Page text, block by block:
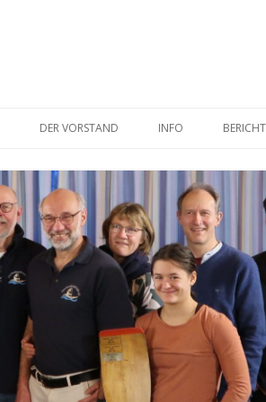
Inhalt
DER VORSTAND INFO
INFORMATIONEN
DOWNLOADS
IMPRESSUM